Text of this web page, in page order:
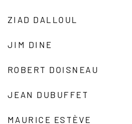
ZIAD DALLOUL
JIM DINE
ROBERT DOISNEAU
JEAN DUBUFFET
MAURICE ESTÈVE